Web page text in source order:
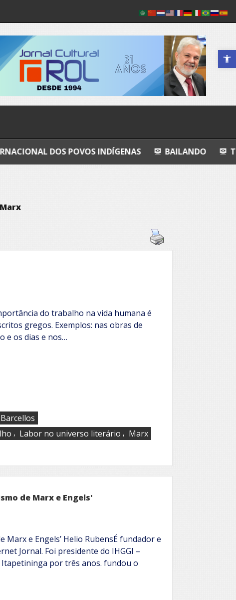
Abrir a
POVOS INDÍGENAS BAILANDO TODO AZUL
Marx
do trabalho na vida humana é
gregos. Exemplos: nas obras de
e os dias e nos…
, Labor no universo literário , Marx
de Marx e Engels'
Marx e Engels’ Helio RubensÉ fundador e
Jornal. Foi presidente do IHGGI –
por três anos. fundou o